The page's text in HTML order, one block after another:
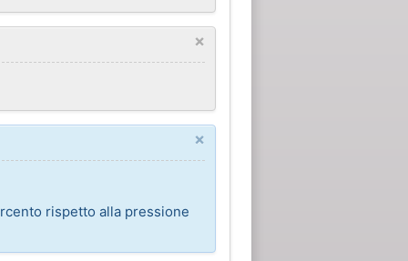
×
×
rispetto alla pressione